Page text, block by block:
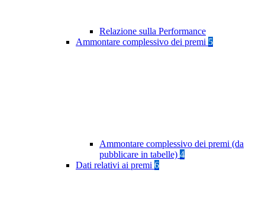
Relazione sulla Performance
Ammontare complessivo dei premi 5
Ammontare complessivo dei premi (da
pubblicare in tabelle) 4
Dati relativi ai premi 6